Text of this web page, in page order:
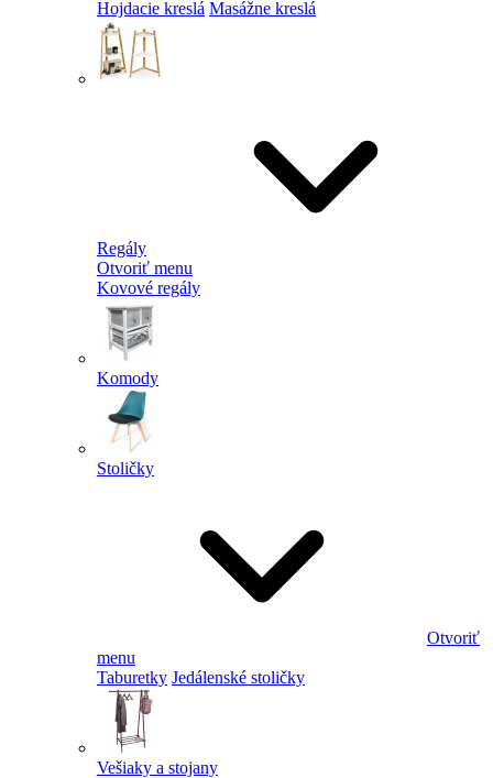
Hojdacie kreslá Masážne kreslá
Regály
Otvoriť menu
Kovové regály
Komody
Stoličky
Otvoriť
menu
Taburetky Jedálenské stoličky
Vešiaky a stojany